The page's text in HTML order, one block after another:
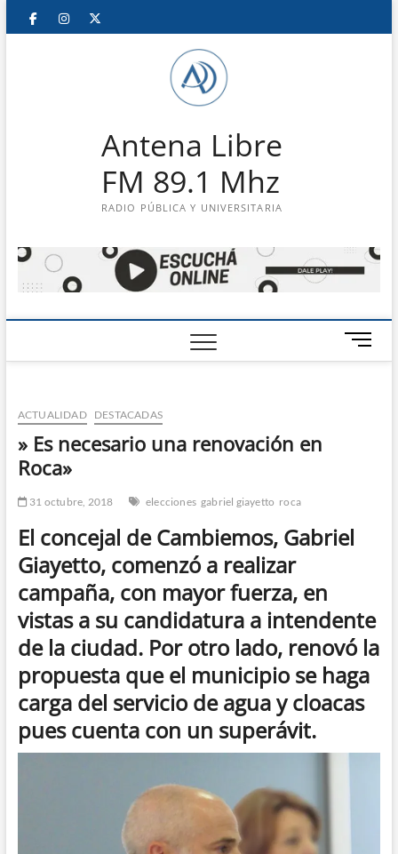
Saltar
FacebookInstagram
Antena Libre
FM 89.1 Mhz
RADIO PÚBLICA Y UNIVERSITARIA
B
o
ú
ACTUALIDAD DESTACADAS
» Es necesario una renovación en
Roca»
31 octubre, 2018 elecciones gabriel giayetto roca
El concejal de Cambiemos, Gabriel
Giayetto, comenzó a realizar
campaña, con mayor fuerza, en
vistas a su candidatura a intendente
de la ciudad. Por otro lado, renovó la
propuesta que el municipio se haga
carga del servicio de agua y cloacas
pues cuenta con un superávit.